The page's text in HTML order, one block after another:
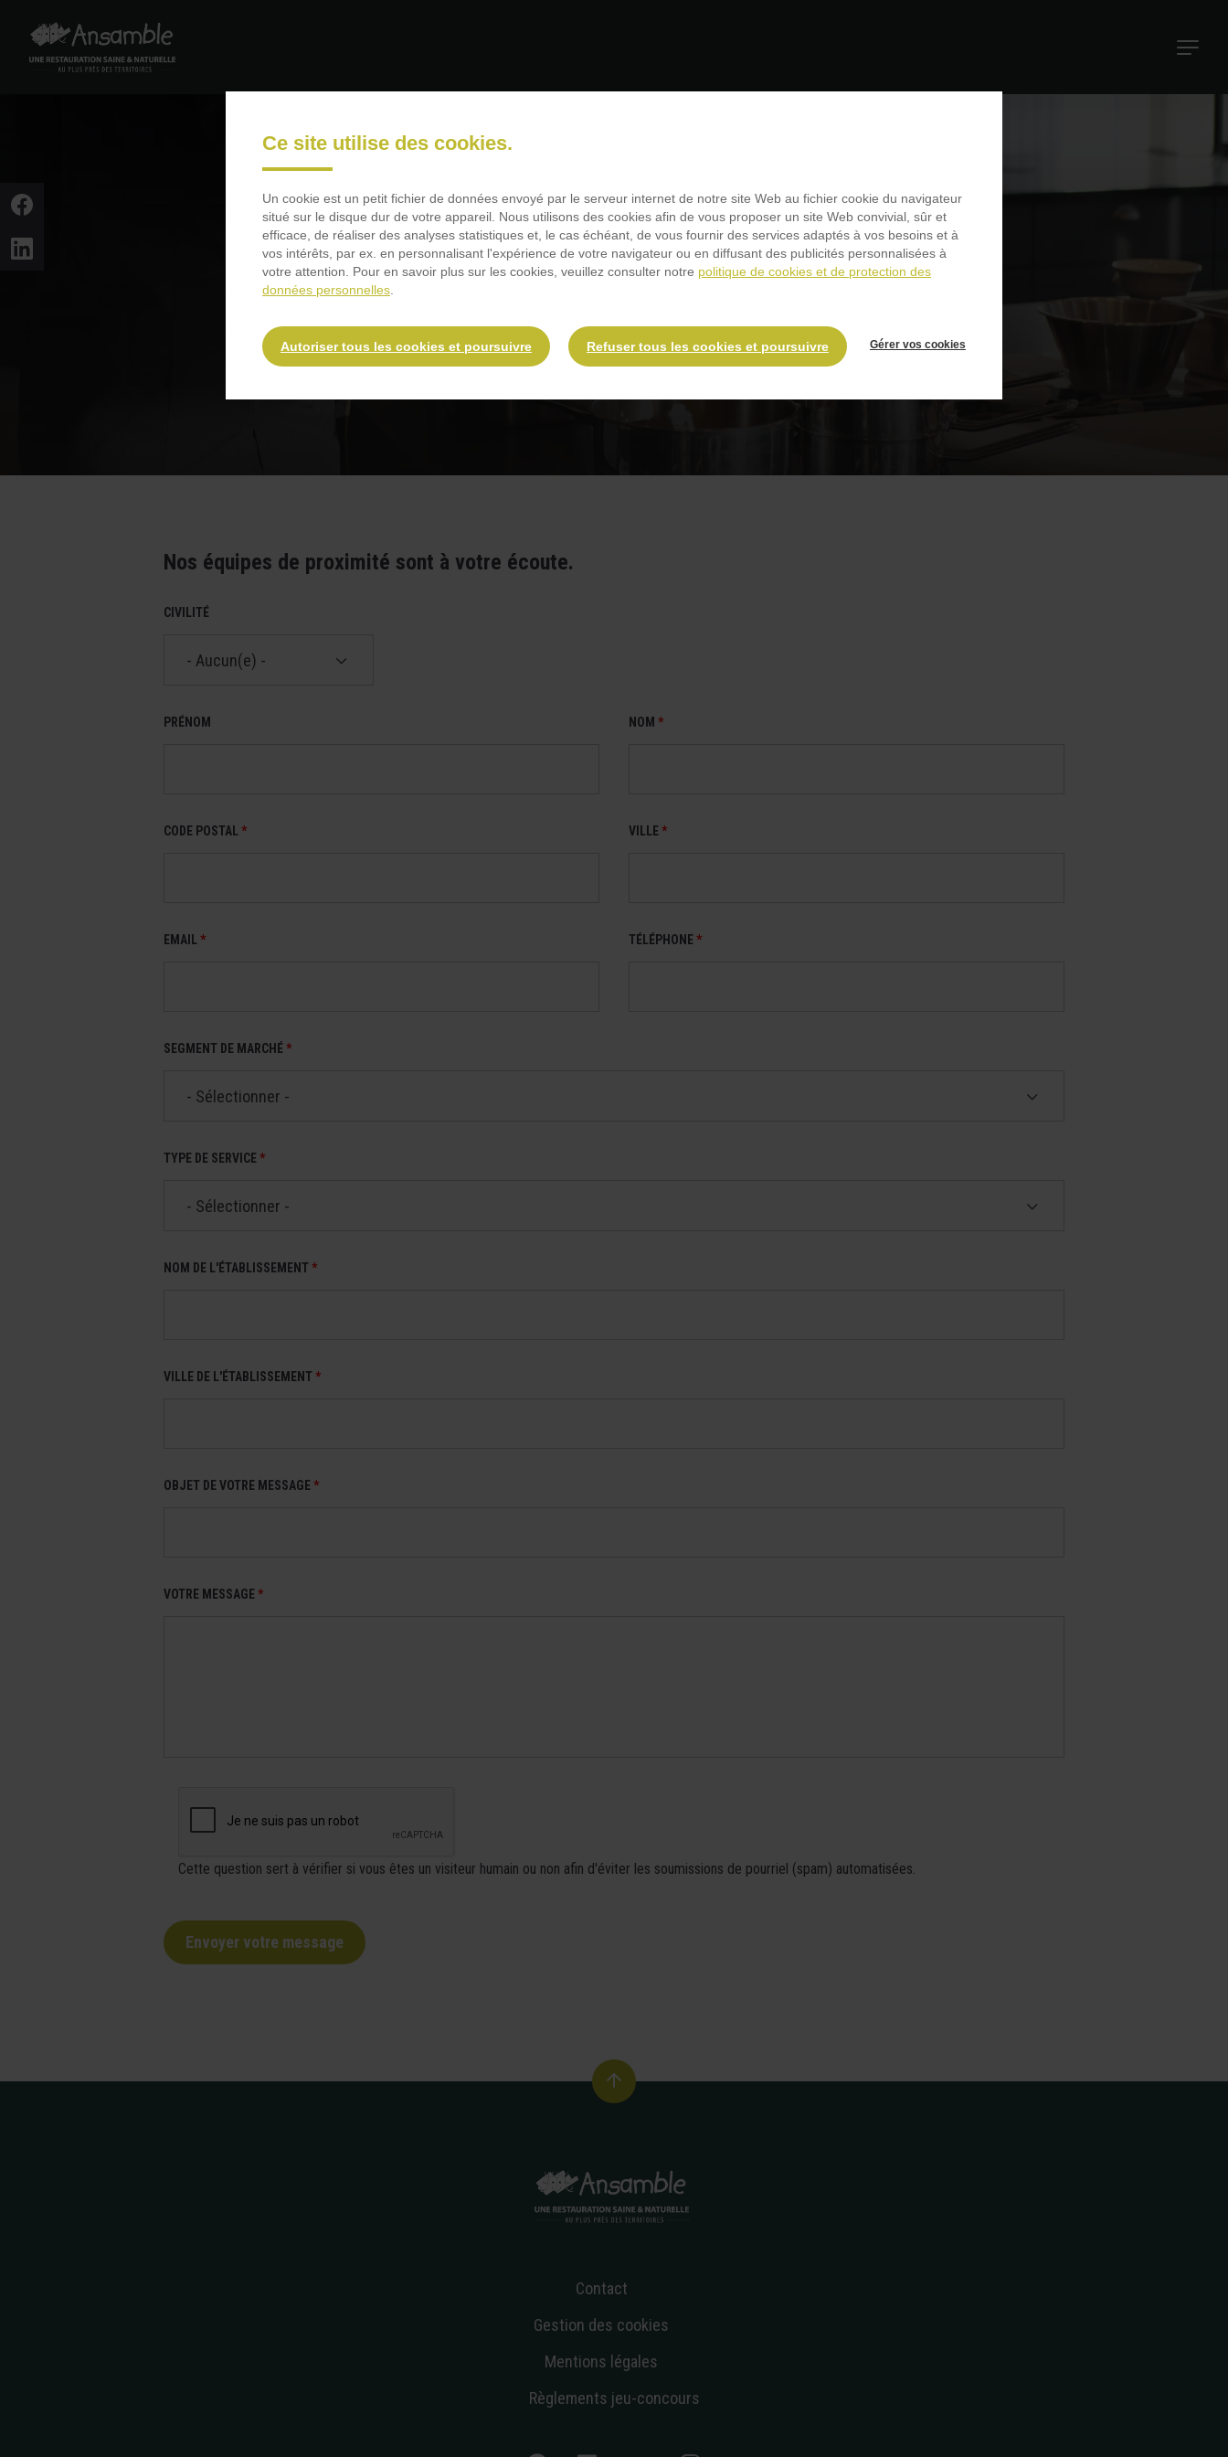
contenu
Nos services vous intéressent ?
Nos équipes de proximité sont à votre écoute.
CIVILITÉ
- Aucun(e) -
PRÉNOM NOM *
CODE POSTAL * VILLE*
EMAIL * TÉLÉPHONE*
SEGMENT DE MARCHÉ*
- Sélectionner -
TYPE DE SERVICE*
- Sélectionner -
NOM DE L'ÉTABLISSEMENT*
VILLE DE L'ÉTABLISSEMENT*
OBJET DE VOTRE MESSAGE*
VOTRE MESSAGE*
Cette question sert à vérifier si vous êtes un visiteur humain ou non afin d'éviter les soumissions de pourriel (spam) automatisées.
Contact
Gestion des cookies
Mentions légales
Règlements jeu-concours
Ce site utilise des cookies.
Un cookie est un petit fichier de données envoyé par le serveur internet de notre site Web au fichier cookie du navigateur
situé sur le disque dur de votre appareil. Nous utilisons des cookies afin de vous proposer un site Web convivial, sûr et
efficace, de réaliser des analyses statistiques et, le cas échéant, de vous fournir des services adaptés à vos besoins et à
vos intérêts, par ex. en personnalisant l'expérience de votre navigateur ou en diffusant des publicités personnalisées à
votre attention. Pour en savoir plus sur les cookies, veuillez consulter notre politique de cookies et de protection des
données personnelles
Autoriser tous les cookies et poursuivre Refuser tous les cookies et poursuivre Gérer vos cookies